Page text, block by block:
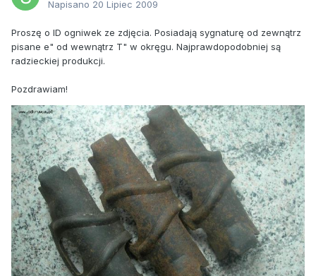
Napisano 20 Lipiec 2009
Proszę o ID ogniwek ze zdjęcia. Posiadają sygnaturę od zewnątrz
pisane e" od wewnątrz T" w okręgu. Najprawdopodobniej są
radzieckiej produkcji.
Pozdrawiam!